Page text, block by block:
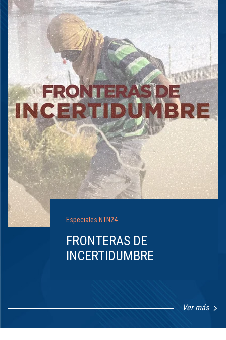
Especiales NTN24
FRONTERAS DE
INCERTIDUMBRE
Ver más
1